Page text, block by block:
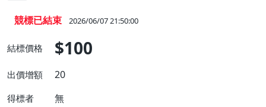
競標已結束 2026/06/07 21:50:00
結標價格 $100
出價增額 20
得標者 無